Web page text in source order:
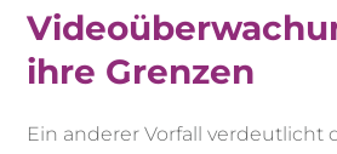
ihre Grenzen
Ein anderer Vorfall verdeutlicht